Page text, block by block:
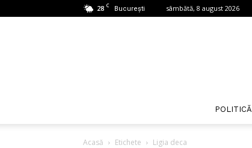
28 C București sâmbătă, 8 august 2026
POLITICĂ
Acasă Etichete Ligia deca